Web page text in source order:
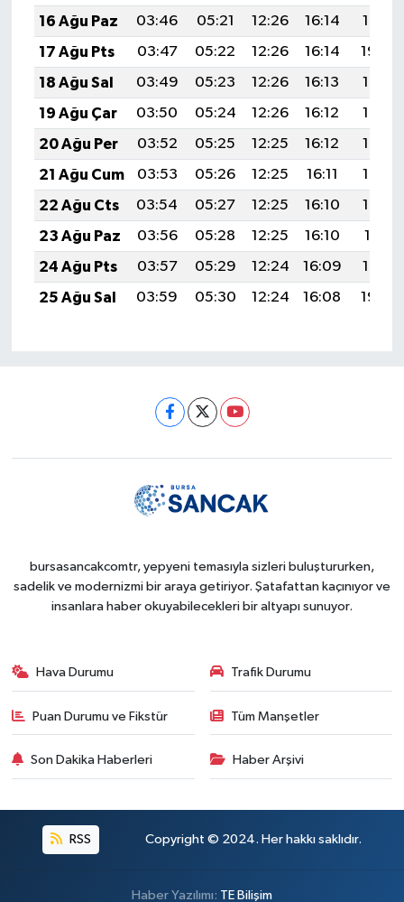
16 Ağu Paz
03:46 05:21 12:26 16:14
19:21
17 Ağu Pts
03:47 05:22 12:26 16:14
19:20
18 Ağu Sal
03:49 05:23 12:26 16:13
19:18
19 Ağu Çar
03:50 05:24 12:26 16:12
19:17
20 Ağu Per
03:52 05:25 12:25 16:12
19:16
21 Ağu Cum
03:53 05:26 12:25 16:11
19:14
22 Ağu Cts
03:54 05:27 12:25 16:10
19:13
23 Ağu Paz
03:56 05:28 12:25 16:10
19:11
24 Ağu Pts
03:57 05:29 12:24 16:09
19:10
25 Ağu Sal
03:59 05:30 12:24 16:08 19:08
bursasancakcomtr, yepyeni temasıyla sizleri buluştururken,
sadelik ve modernizmi bir araya getiriyor. Şatafattan kaçınıyor ve
insanlara haber okuyabilecekleri bir altyapı sunuyor.
Hava Durumu Trafik Durumu
Puan Durumu ve Fikstür Tüm Manşetler
Son Dakika Haberleri Haber Arşivi
RSS Copyright © 2024. Her hakkı saklıdır.
Haber Yazılımı: TE Bilişim